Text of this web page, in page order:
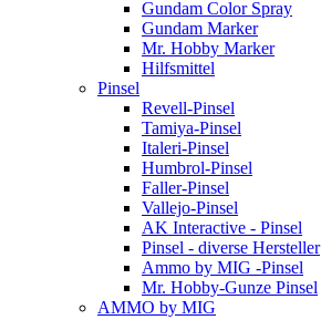
Gundam Color Spray
Gundam Marker
Mr. Hobby Marker
Hilfsmittel
Pinsel
Revell-Pinsel
Tamiya-Pinsel
Italeri-Pinsel
Humbrol-Pinsel
Faller-Pinsel
Vallejo-Pinsel
AK Interactive - Pinsel
Pinsel - diverse Hersteller
Ammo by MIG -Pinsel
Mr. Hobby-Gunze Pinsel
AMMO by MIG